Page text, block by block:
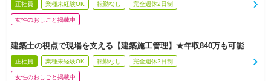
正社員 業種未経験OK 転勤なし 完全週休2日制
女性のおしごと掲載中
建築士の視点で現場を支える【建築施工管理】★年収840万も可能
正社員 業種未経験OK 転勤なし 完全週休2日制
女性のおしごと掲載中